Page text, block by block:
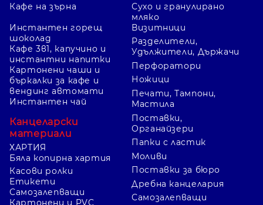
Кафе на зърна
Сухо и гранулирано
мляко
Инстантен горещ
шоколад
Кафе 3в1, капучино и
инстантни напитки
Картонени чаши и
бъркалки за кафе и
вендинг автомати
Инстантен чай
Канцеларски
материали
ХАРТИЯ
Бяла копирна хартия
Касови ролки
Етикети
Самозалепващи
Картонени и PVC
Визитници
Разделители,
Удължители, Държачи
Перфоратори
Ножици
Печати, Тампони,
Мастила
Поставки,
Органайзери
Папки с ластик
Моливи
Поставки за бюро
Дребна канцелария
Самозалепващи